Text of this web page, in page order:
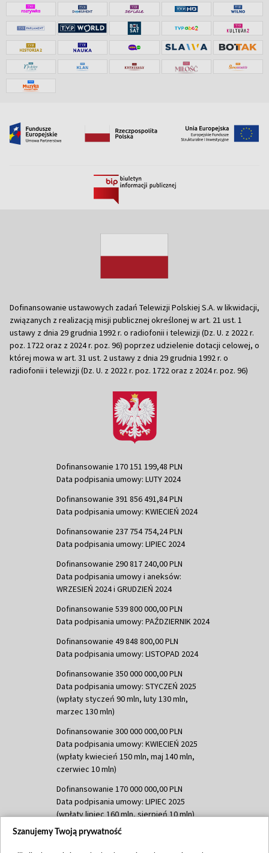
Dofinansowanie ustawowych zadań Telewizji Polskiej S.A. w likwidacji,
związanych z realizacją misji publicznej określonej w art. 21 ust. 1
ustawy z dnia 29 grudnia 1992 r. o radiofonii i telewizji (Dz. U. z 2022 r.
poz. 1722 oraz z 2024 r. poz. 96) poprzez udzielenie dotacji celowej, o
której mowa w art. 31 ust. 2 ustawy z dnia 29 grudnia 1992 r. o
radiofonii i telewizji (Dz. U. z 2022 r. poz. 1722 oraz z 2024 r. poz. 96)
Dofinansowanie 170 151 199,48 PLN
Data podpisania umowy: LUTY 2024
Dofinansowanie 391 856 491,84 PLN
Data podpisania umowy: KWIECIEŃ 2024
Dofinansowanie 237 754 754,24 PLN
Data podpisania umowy: LIPIEC 2024
Dofinansowanie 290 817 240,00 PLN
Data podpisania umowy i aneksów:
WRZESIEŃ 2024 i GRUDZIEŃ 2024
Dofinansowanie 539 800 000,00 PLN
Data podpisania umowy: PAŹDZIERNIK 2024
Dofinansowanie 49 848 800,00 PLN
Data podpisania umowy: LISTOPAD 2024
Dofinansowanie 350 000 000,00 PLN
Data podpisania umowy: STYCZEŃ 2025
(wpłaty styczeń 90 mln, luty 130 mln,
marzec 130 mln)
Dofinansowanie 300 000 000,00 PLN
Data podpisania umowy: KWIECIEŃ 2025
(wpłaty kwiecień 150 mln, maj 140 mln,
czerwiec 10 mln)
Dofinansowanie 170 000 000,00 PLN
Data podpisania umowy: LIPIEC 2025
(wpłaty lipiec 160 mln, sierpień 10 mln)
Dofinansowanie 60 000 000,00 PLN
Szanujemy Twoją prywatność